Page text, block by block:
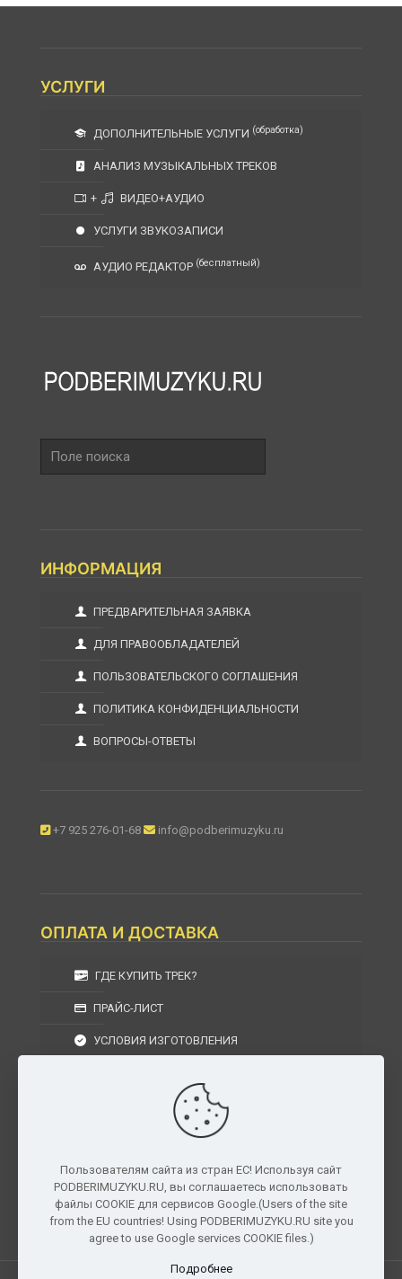
УСЛУГИ
ДОПОЛНИТЕЛЬНЫЕ УСЛУГИ (обработка)
АНАЛИЗ МУЗЫКАЛЬНЫХ ТРЕКОВ
+ ВИДЕО+АУДИО
УСЛУГИ ЗВУКОЗАПИСИ
АУДИО РЕДАКТОР (бесплатный)
поиска
ИНФОРМАЦИЯ
ПРЕДВАРИТЕЛЬНАЯ ЗАЯВКА
ДЛЯ ПРАВООБЛАДАТЕЛЕЙ
ПОЛЬЗОВАТЕЛЬСКОГО СОГЛАШЕНИЯ
ПОЛИТИКА КОНФИДЕНЦИАЛЬНОСТИ
ВОПРОСЫ-ОТВЕТЫ
+7 925 276-01-68 info@podberimuzyku.ru
ОПЛАТА И ДОСТАВКА
ГДЕ КУПИТЬ ТРЕК?
ПРАЙС-ЛИСТ
УСЛОВИЯ ИЗГОТОВЛЕНИЯ
УСЛОВИЯ ВОЗВРАТА
г. Москва, Московская область, Центральный
федеральный округ, РФ, Россия
Пользователям сайта из стран ЕС! Используя сайт
PODBERIMUZYKU.RU, вы соглашаетесь использовать
файлы COOKIE для сервисов Google.(Users of the site
from the EU countries! Using PODBERIMUZYKU.RU site you
agree to use Google services COOKIE files.)
Подробнее